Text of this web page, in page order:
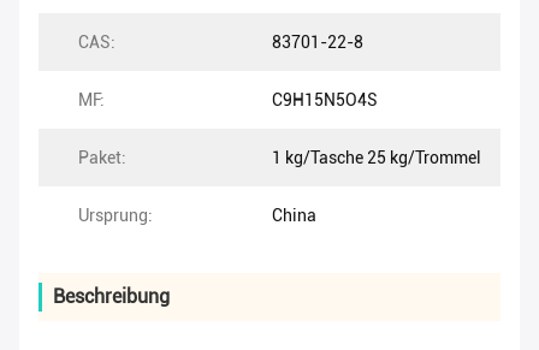
CAS: 83701-22-8
MF: C9H15N5O4S
Paket: 1 kg/Tasche 25 kg/Trommel
Ursprung: China
Beschreibung